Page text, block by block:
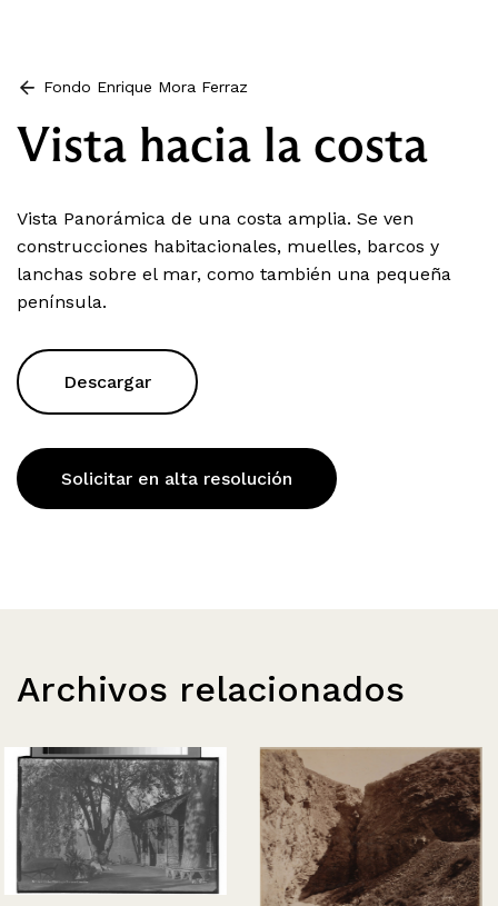
Fondo Enrique Mora Ferraz
Vista hacia la costa
Vista Panorámica de una costa amplia. Se ven
construcciones habitacionales, muelles, barcos y
lanchas sobre el mar, como también una pequeña
península.
Descargar
Solicitar en alta resolución
Archivos relacionados